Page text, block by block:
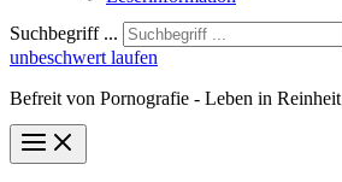
Suchbegriff ...
unbeschwert laufen
Befreit von Pornografie - Leben in Reinheit